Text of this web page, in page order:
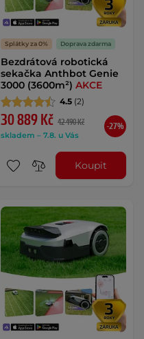
Splátky za 0% Doprava zdarma
Bezdrátová robotická
sekačka Anthbot Genie
3000 (3600m²) AKCE
4.5 (2)
30 889 Kč 42 490 Kč
skladem – 7.8. u Vás
-27%
Koupit